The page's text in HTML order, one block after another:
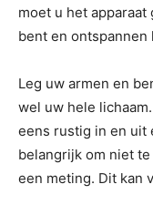
moet u het
bent en ontspannen
Leg uw armen en
wel uw hele
eens rustig in en uit
belangrijk om niet
een meting. Dit kan